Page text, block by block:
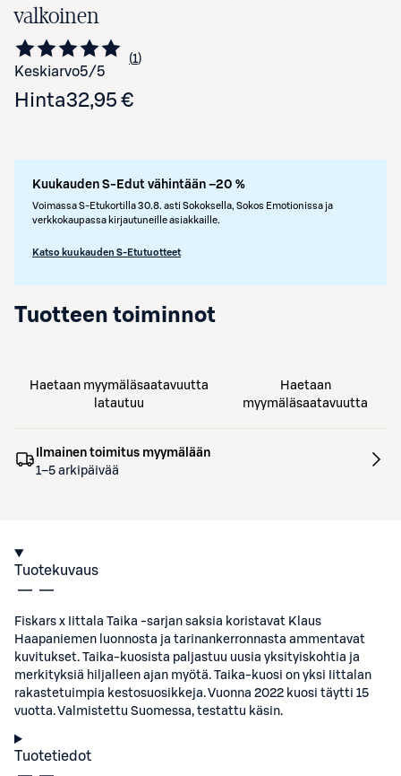
valkoinen
Keskiarvo5/5 Siirry arvioihin
1
kappale
Hinta32,95 €
Kuukauden S-Edut vähintään –20 %
Voimassa S-Etukortilla 30.8. asti Sokoksella, Sokos Emotionissa ja
verkkokaupassa kirjautuneille asiakkaille.
Katso kuukauden S-Etutuotteet
Tuotteen toiminnot
Haetaan myymäläsaatavuutta
latautuu
Haetaan
myymäläsaatavuutta
Ilmainen toimitus myymälään
1–5 arkipäivää
Tuotekuvaus
Fiskars x Iittala Taika -sarjan saksia koristavat Klaus
Haapaniemen luonnosta ja tarinankerronnasta ammentavat
kuvitukset. Taika-kuosista paljastuu uusia yksityiskohtia ja
merkityksiä hiljalleen ajan myötä. Taika-kuosi on yksi Iittalan
rakastetuimpia kestosuosikkeja. Vuonna 2022 kuosi täytti 15
vuotta. Valmistettu Suomessa, testattu käsin.
Tuotetiedot